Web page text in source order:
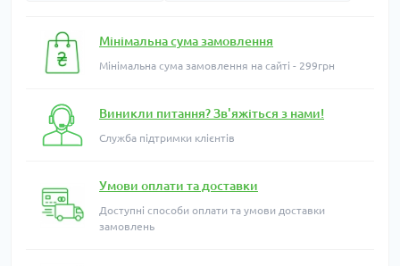
Мінімальна сума замовлення
Мінімальна сума замовлення на сайті - 299грн
Виникли питання? Зв'яжіться з нами!
Служба підтримки клієнтів
Умови оплати та доставки
Доступні способи оплати та умови доставки
замовлень